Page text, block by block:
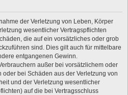
der Verletzung von Leben, Körper
wesentlicher Vertragspflichten
die auf ein vorsätzliches oder grob
sind. Dies gilt auch für mittelbare
entgangenen Gewinn.
außer bei vorsätzlichem oder
oder bei Schäden aus der Verletzung von
und der Verletzung wesentlicher
auf die bei Vertragsschluss